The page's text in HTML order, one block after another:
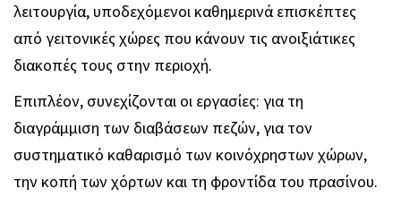
λειτουργία, υποδεχόμενοι καθημερινά επισκέπτες
από γειτονικές χώρες που κάνουν τις ανοιξιάτικες
διακοπές τους στην περιοχή.
Επιπλέον, συνεχίζονται οι εργασίες: για τη
διαγράμμιση των διαβάσεων πεζών, για τον
συστηματικό καθαρισμό των κοινόχρηστων χώρων,
την κοπή των χόρτων και τη φροντίδα του πρασίνου.